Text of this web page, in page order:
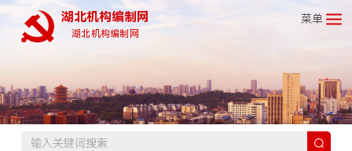
湖北机构编制网
湖北机构编制网
菜单